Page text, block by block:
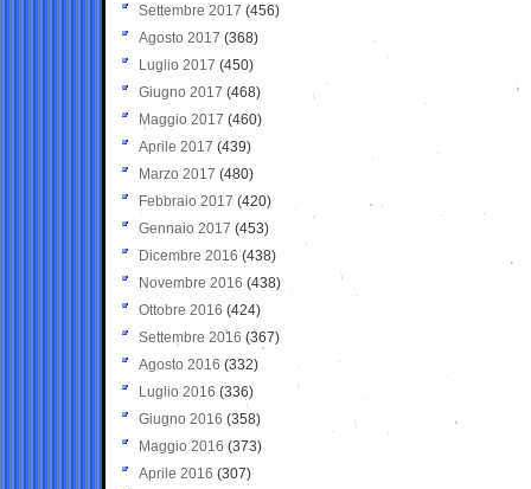
Settembre 2017 (456)
Agosto 2017 (368)
Luglio 2017 (450)
Giugno 2017 (468)
Maggio 2017 (460)
Aprile 2017 (439)
Marzo 2017 (480)
Febbraio 2017 (420)
Gennaio 2017 (453)
Dicembre 2016 (438)
Novembre 2016 (438)
Ottobre 2016 (424)
Settembre 2016 (367)
Agosto 2016 (332)
Luglio 2016 (336)
Giugno 2016 (358)
Maggio 2016 (373)
Aprile 2016 (307)